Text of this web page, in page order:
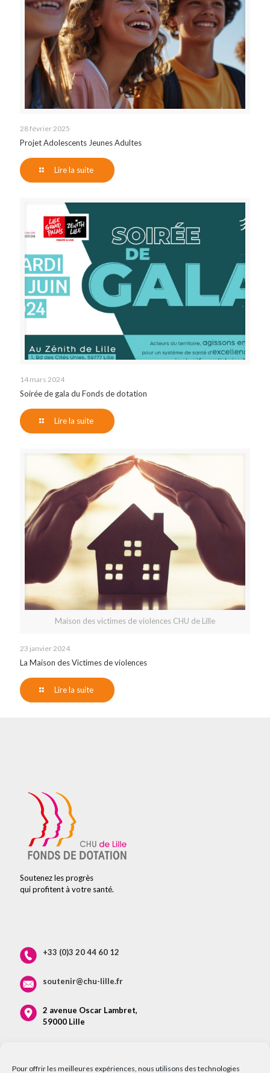
Pour offrir les meilleures expériences, nous utilisons des technologies
28 février 2025
Projet Adolescents Jeunes Adultes
Lire la suite
14 mars 2024
Soirée de gala du Fonds de dotation
Lire la suite
Maison des victimes de violences CHU de Lille
23 janvier 2024
La Maison des Victimes de violences
Lire la suite
Soutenez les progrès
qui profitent à votre santé.
+33 (0)3 20 44 60 12
soutenir@chu-lille.fr
2 avenue Oscar Lambret,
59000 Lille